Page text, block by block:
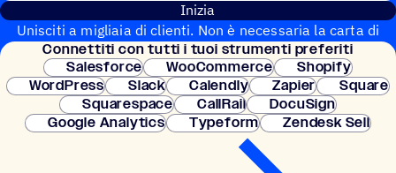
Inizia
Unisciti a migliaia di clienti. Non è necessaria la carta di
credito. Configurazione istantanea.
Connet­titi con tutti i tuoi strumenti preferiti
Salesforce
WooCommerce
Shopify
WordPress
Slack Calendly Zapier
Square
Squarespace
CallRail
DocuSign
Google Analytics
Typeform Zendesk Sell